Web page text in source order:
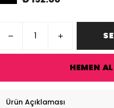
HEMEN AL
Ürün Açıklaması